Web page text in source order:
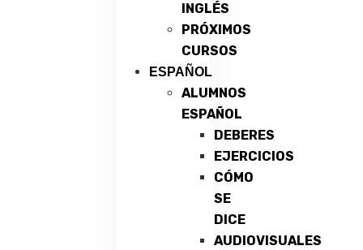
INGLÉS
PRÓXIMOS
CURSOS
ESPAÑOL
ALUMNOS
ESPAÑOL
DEBERES
EJERCICIOS
CÓMO
SE
DICE
AUDIOVISUALES